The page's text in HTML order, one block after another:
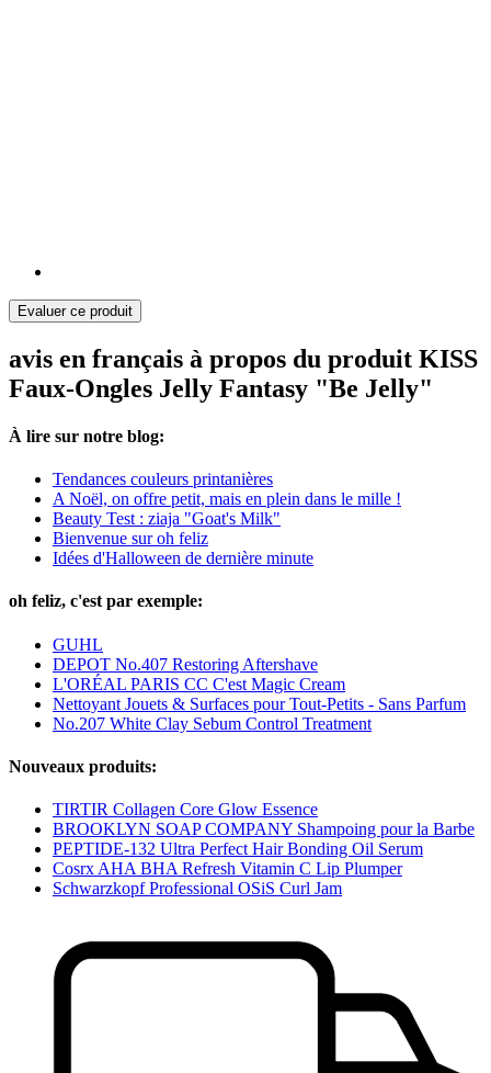
Evaluer ce produit
avis en français à propos du produit KISS
Faux-Ongles Jelly Fantasy "Be Jelly"
À lire sur notre blog:
Tendances couleurs printanières
A Noël, on offre petit, mais en plein dans le mille !
Beauty Test : ziaja "Goat's Milk"
Bienvenue sur oh feliz
Idées d'Halloween de dernière minute
oh feliz, c'est par exemple:
GUHL
DEPOT No.407 Restoring Aftershave
L'ORÉAL PARIS CC C'est Magic Cream
Nettoyant Jouets & Surfaces pour Tout-Petits - Sans Parfum
No.207 White Clay Sebum Control Treatment
Nouveaux produits:
TIRTIR Collagen Core Glow Essence
BROOKLYN SOAP COMPANY Shampoing pour la Barbe
PEPTIDE-132 Ultra Perfect Hair Bonding Oil Serum
Cosrx AHA BHA Refresh Vitamin C Lip Plumper
Schwarzkopf Professional OSiS Curl Jam